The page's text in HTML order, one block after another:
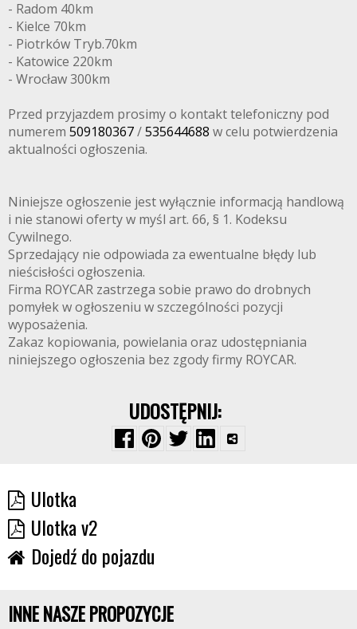
- Radom 40km
- Kielce 70km
- Piotrków Tryb.70km
- Katowice 220km
- Wrocław 300km
Przed przyjazdem prosimy o kontakt telefoniczny pod
numerem 509180367/535644688 w celu potwierdzenia
aktualności ogłoszenia.
Niniejsze ogłoszenie jest wyłącznie informacją handlową
i nie stanowi oferty w myśl art. 66, § 1. Kodeksu
Cywilnego.
Sprzedający nie odpowiada za ewentualne błędy lub
nieścisłości ogłoszenia.
Firma ROYCAR zastrzega sobie prawo do drobnych
pomyłek w ogłoszeniu w szczególności pozycji
wyposażenia.
Zakaz kopiowania, powielania oraz udostępniania
niniejszego ogłoszenia bez zgody firmy ROYCAR.
UDOSTĘPNIJ:
Ulotka
Ulotka v2
Dojedź do pojazdu
INNE NASZE PROPOZYCJE